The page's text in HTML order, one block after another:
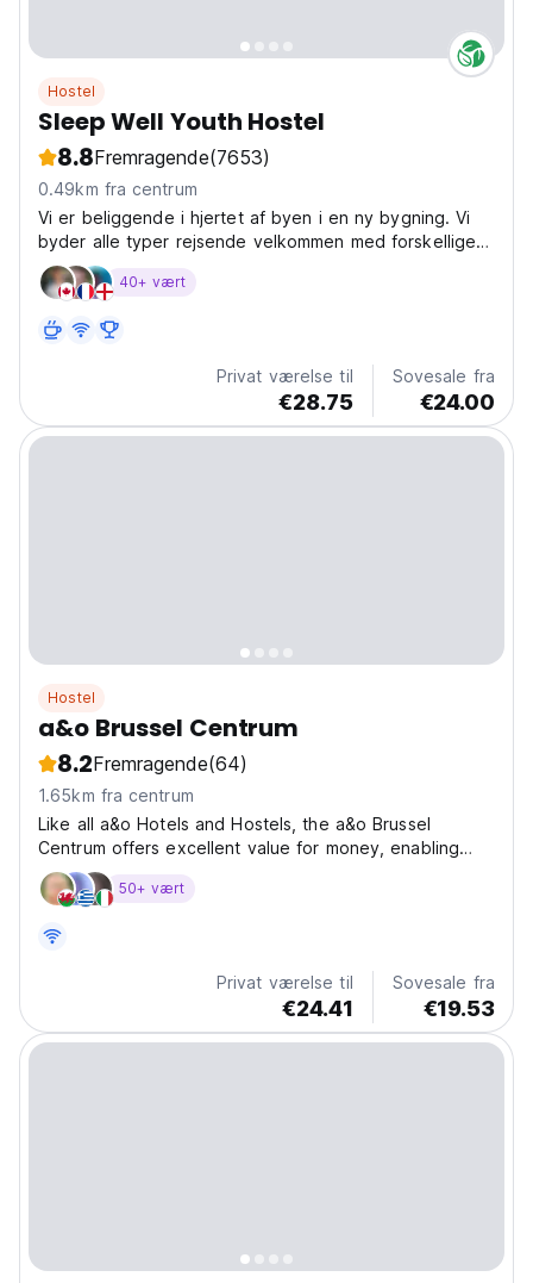
Hostel
Sleep Well Youth Hostel
8.8Fremragende(7653)
0.49km fra centrum
Vi er beliggende i hjertet af byen i en ny bygning. Vi
byder alle typer rejsende velkommen med forskellige
typer værelser.
40+ vært
Privat værelse til
€28.75
Sovesale fra
€24.00
Hostel
a&o Brussel Centrum
8.2Fremragende(64)
1.65km fra centrum
Like all a&o Hotels and Hostels, the a&o Brussel
Centrum offers excellent value for money, enabling
everyone to travel affordably – that is the a&o
philosophy, everyone can travel. Guests from all over
where...
50+ vært
Privat værelse til
€24.41
Sovesale fra
€19.53